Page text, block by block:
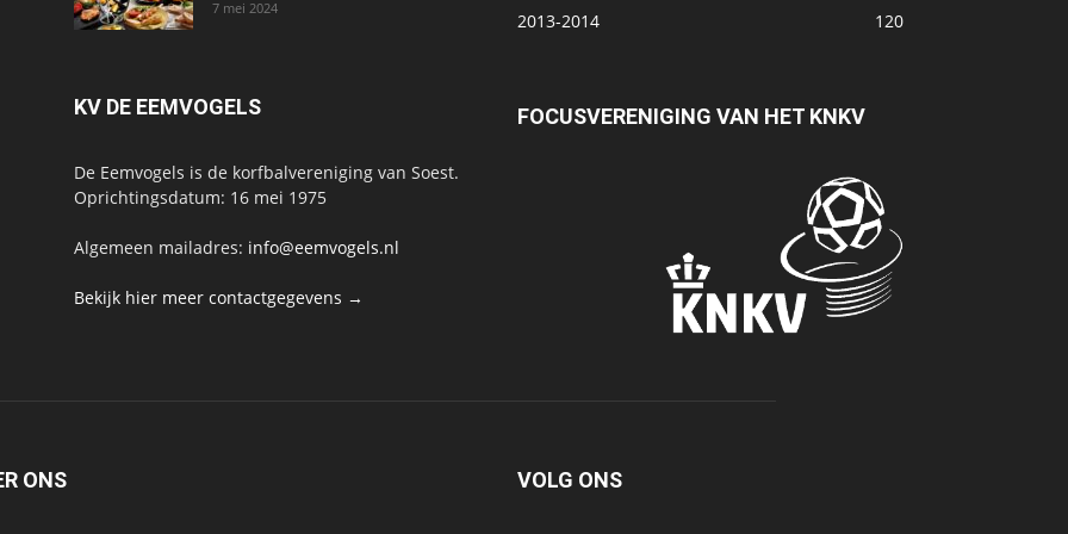
7 mei 2024
KV DE EEMVOGELS
De Eemvogels is de korfbalvereniging van Soest.
Oprichtingsdatum: 16 mei 1975
Algemeen mailadres: info@eemvogels.nl
Bekijk hier meer contactgegevens →
2013-2014 120
FOCUSVERENIGING VAN HET KNKV
ONS VOLG ONS